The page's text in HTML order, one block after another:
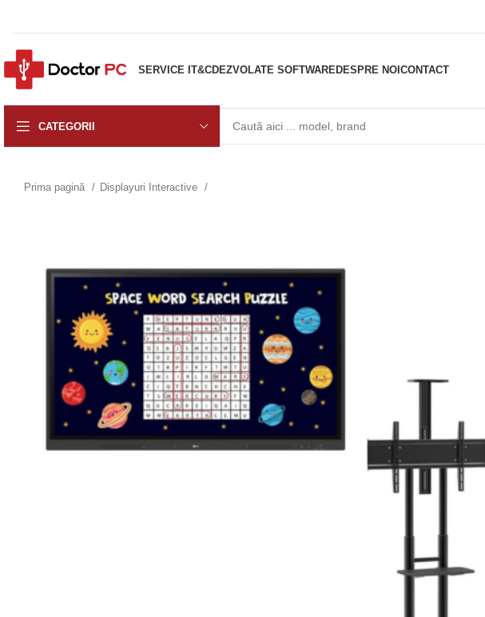
SERVICE IT&CDEZVOLATE SOFTWAREDESPRE NOICONTACT
CATEGORII
Prima pagină Displayuri Interactive